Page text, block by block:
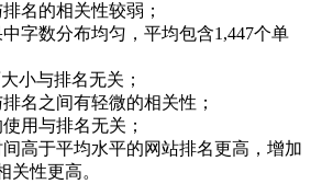
名的相关性较弱；
字数分布均匀，平均包含1,447个单
小与排名无关；
名之间有轻微的相关性；
用与排名无关；
高于平均水平的网站排名更高，增加
关性更高。